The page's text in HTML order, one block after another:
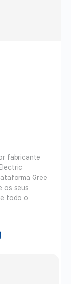
fabricante
Gree
os seus
todo o